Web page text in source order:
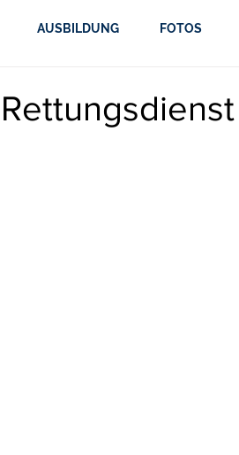
AUSBILDUNG FOTOS